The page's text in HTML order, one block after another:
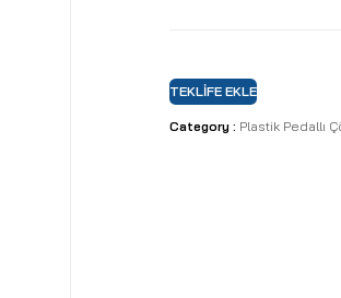
TEKLIFE EKLE
Category : Plastik Pedallı